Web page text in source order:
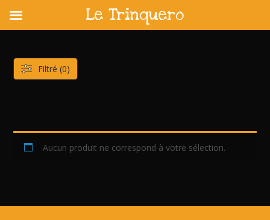
content
Aucun produit ne correspond à votre sélection.
Filtré (0)
Le Trinquero